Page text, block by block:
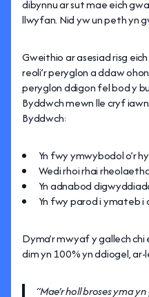
dibynnu ar sut mae eich
llwyfan. Nid yw un peth yn
Gweithio ar asesiad risg
reoli’r peryglon a ddaw
peryglon ddigon fel bod y
Byddwch mewn lle cryf
Byddwch:
Yn fwy ymwybodol o’r
Wedi rhoi rhai
Yn adnabod
Yn fwy parod i ymateb
Dyma’r mwyaf y gallech
dim yn 100% yn ddiogel, ar-
“Mae’r holl broses yma